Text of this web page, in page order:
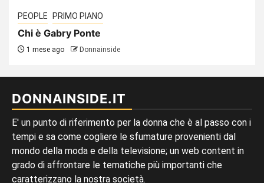
PEOPLE PRIMO PIANO
Chi è Gabry Ponte
1 mese ago Donnainside
DONNAINSIDE.IT
E' un punto di riferimento per la donna che è al passo con i
tempi e sa come cogliere le sfumature provenienti dal
mondo della moda e della televisione; un web content in
grado di affrontare le tematiche più importanti che
caratterizzano la nostra società.